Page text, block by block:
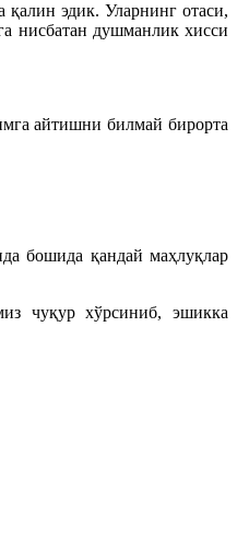
эдик. Уларнинг отаси,
нисбатан душманлик хисси
айтишни билмай бирорта
бошида қандай маҳлуқлар
чуқур хўрсиниб, эшикка